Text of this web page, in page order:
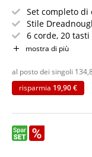
Set completo di
Stile
6 corde, 20 tasti
Incl. custodia,
Colore: nero
mostra di più
al posto dei singoli
risparmia 19,90 €